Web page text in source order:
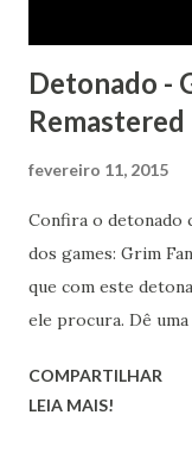
Detonado -
Remastered
fevereiro 11, 2015
Confira o detonado
dos games: Grim
que com este
ele procura. Dê uma
COMPARTILHAR
LEIA MAIS!